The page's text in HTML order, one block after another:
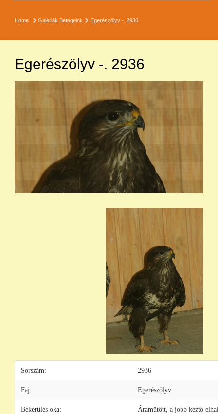
Home Galériák Betegeink Egerészölyv -. 2936
Egerészölyv -. 2936
Sorszám: 2936
Faj: Egerészölyv
Bekerülés oka:
Áramütött, a jobb kéztő